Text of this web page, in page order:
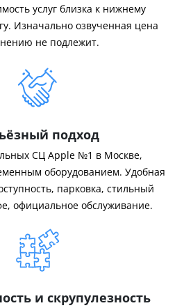
услуг близка к нижнему
Изначально озвученная цена
не подлежит.
подход
СЦ Apple №1 в Москве,
оборудованием. Удобная
парковка, стильный
официальное обслуживание.
и скрупулезность